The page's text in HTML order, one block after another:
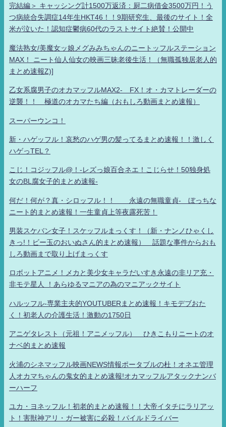
完結編＞ キャッシング計1500万返済：厨二病借金3500万円！う
つ病統合失調症14年生HKT46！！9期研究生、最後のサイト！全
米が泣いた！認知症鬱病60代のラストサイト絶賛！公開中
魔法熟女/美魔女ッ娘メグみみちゃんのニートッフルステーション
MAX！ ニート仙人仙女の映画三昧老後生活！（無職孤独居老人的
まとめ速報Z)]
乙女系腐男子のオカマッフルMAX2- FX！オ・カマトレーダーの
逆襲！！ 極道のオカマたち編（おもしろ動画まとめ速報）
スーパーウンコ！
新・ハゲッフル！哀愁のハゲ男の髪ってるまとめ速報！！激しく
ハゲっTEL？
こじ！コジッフル@！-レズっ娘百合ネエ！こじらせ！50独身処
女のBL腐女子的まとめ速報-
何だ！何が？真・シロッフル！！ 永遠の無職童貞- ぼっちな
ニート的まとめ速報！一生童貞上等夜露死苦！
男装スケバン女子！スケッフルまっくす！（新・ナンノひゃくし
きっ!！ビー玉のおいぬさん的まとめ速報） 話題な事件からおも
しろ動画まで取り上げまっくす
ロボットアニメ！メカと美少女キャラだいすき永遠の非リア充・
非モテ星人 ！あらゆるマニアの為のマニアックサイト
ハルッフル-専業主夫的YOUTUBERまとめ速報！キモデブおた
く！初老人の介護生活！激動の1750日
アニゲタレスト（元祖！アニメッフル） ひきこもりニートのオ
ナベ的まとめ速報
火浦のシネマッフル映画NEWS情報ポータブルの杜！オネエ管理
人オカマちゃんの鬼女的まとめ速報!オカマッフルアタックナンバ
ーハーフ
ユカ・ヨネッフル！初老的まとめ速報！！大帝イタチにラリアッ
ト！害獣神アリ・ガー被害に必殺！パイルドライバー